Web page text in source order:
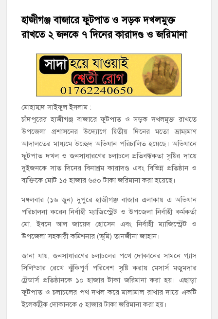
‘জনগণের ভোটে নির্বাচিত হয়ে ফরিদগঞ্জের উন্নয়নে কাজ করছি’ :
আলহাজ্ব এমএ হান্নান এমপি
নৌ পুলিশ ফাঁড়ির নাকের ডগায় কারেন্ট জালের দাপট, মতলবে প্রকাশ্যে
নিষিদ্ধ জাল মেরামত ও মাছ শিকার
‘জনগণের হাতে রাষ্ট্রের মালিকানা ফিরিয়ে দিতে বিএনপি সরকার
অঙ্গীকারাবদ্ধ’
মতলব উত্তরে সোনালী লাইফ ইন্সুইরেন্স কোম্পানী লিমিটেডের মরণোত্তর
চেক বিতরণ
হাজীগঞ্জ ডিগ্রি কলেজ গভীর শ্রদ্ধার সঙ্গে জুলাই গণঅভ্যুত্থানের সকল
শহীদকে স্মরণ
টাকা পরিশোধ করা হবে
হাজীগঞ্জ বাজারে ফুটপাত ও সড়ক দখলমুক্ত
রাখতে ২ জনকে ৭ দিনের কারাদণ্ড ও জরিমানা
মোহাম্মদ সাইফুল ইসলাম :
চাঁদপুরের হাজীগঞ্জ বাজারে ফুটপাত ও সড়ক দখলমুক্ত রাখতে
উপজেলা প্রশাসনের উদ্যোগে দ্বিতীয় দিনের মতো ভ্রাম্যমাণ
আদালতের মাধ্যমে উচ্ছেদ অভিযান পরিচালিত হয়েছে। অভিযানে
ফুটপাত দখল ও জনসাধারণের চলাচলে প্রতিবন্ধকতা সৃষ্টির দায়ে
দুইজনকে সাত দিনের বিনাশ্রম কারাদণ্ড এবং বিভিন্ন প্রতিষ্ঠান ও
ব্যক্তিকে মোট ১৫ হাজার ৬৫০ টাকা জরিমানা করা হয়েছে।
মঙ্গলবার (১৬ জুন) দুপুরে হাজীগঞ্জ বাজার এলাকায় এ অভিযান
পরিচালনা করেন নির্বাহী ম্যাজিস্ট্রেট ও উপজেলা নির্বাহী কর্মকর্তা
মো. ইবনে আল জায়েদ হোসেন এবং নির্বাহী ম্যাজিস্ট্রেট ও
উপজেলা সহকারী কমিশনার (ভূমি) তানজীনা জাহান।
জানা যায়, জনসাধারণের চলাচলের পথে দোকানের সামনে গ্যাস
সিলিন্ডার রেখে ঝুঁকিপূর্ণ পরিবেশ সৃষ্টি করায় মেসার্স মজুমদার
ট্রেডার্স প্রতিষ্ঠানকে ১০ হাজার টাকা জরিমানা করা হয়। এছাড়া
ফুটপাত ও চলাচলের পথ দখল করে মালামাল রাখার দায়ে একটি
ইলেকট্রিক দোকানকে ৫ হাজার টাকা জরিমানা করা হয়।